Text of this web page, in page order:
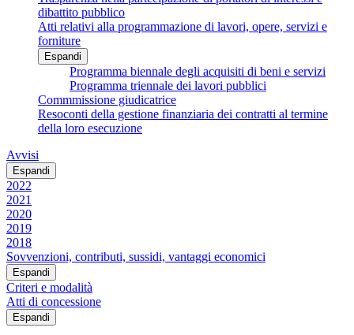
dibattito pubblico
Atti relativi alla programmazione di lavori, opere, servizi e
forniture
Espandi
Programma biennale degli acquisiti di beni e servizi
Programma triennale dei lavori pubblici
Commmissione giudicatrice
Resoconti della gestione finanziaria dei contratti al termine
della loro esecuzione
Avvisi
Espandi
2022
2021
2020
2019
2018
Sovvenzioni, contributi, sussidi, vantaggi economici
Espandi
Criteri e modalità
Atti di concessione
Espandi